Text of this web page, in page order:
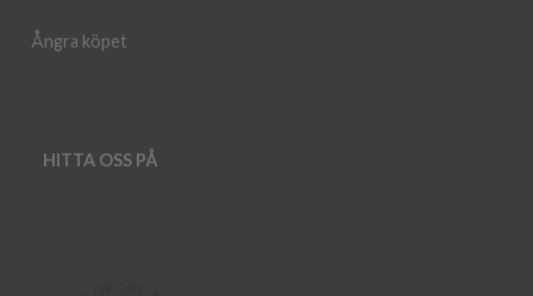
Ångra köpet
HITTA OSS PÅ